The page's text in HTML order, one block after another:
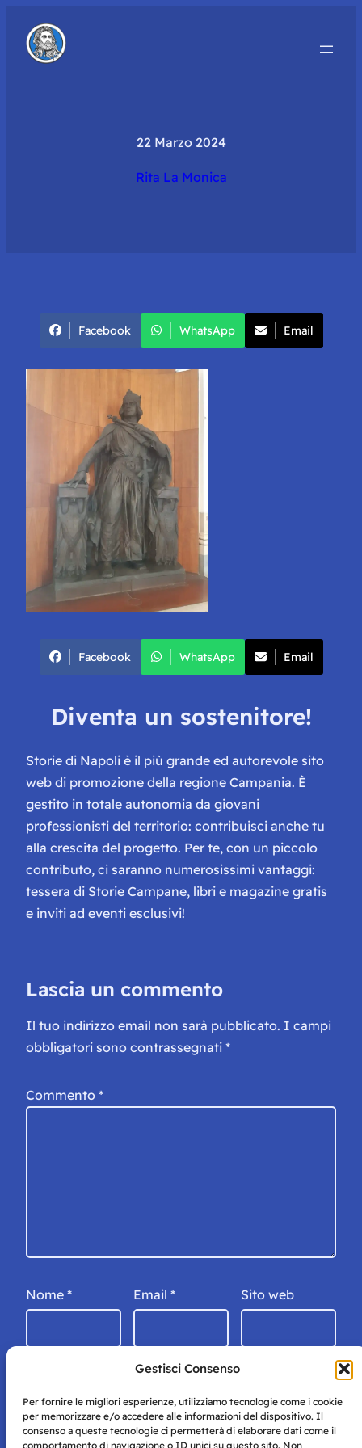
Gestisci Consenso
Per fornire le migliori esperienze, utilizziamo tecnologie come i cookie
per memorizzare e/o accedere alle informazioni del dispositivo. Il
consenso a queste tecnologie ci permetterà di elaborare dati come il
comportamento di navigazione o ID unici su questo sito. Non
22 Marzo 2024
Rita La Monica
Facebook WhatsApp Email
Facebook WhatsApp Email
Diventa un sostenitore!
Storie di Napoli è il più grande ed autorevole sito
web di promozione della regione Campania. È
gestito in totale autonomia da giovani
professionisti del territorio: contribuisci anche tu
alla crescita del progetto. Per te, con un piccolo
contributo, ci saranno numerosissimi vantaggi:
tessera di Storie Campane, libri e magazine gratis
e inviti ad eventi esclusivi!
Lascia un commento
Il tuo indirizzo email non sarà pubblicato. I campi
obbligatori sono contrassegnati *
Commento *
Nome * Email * Sito web